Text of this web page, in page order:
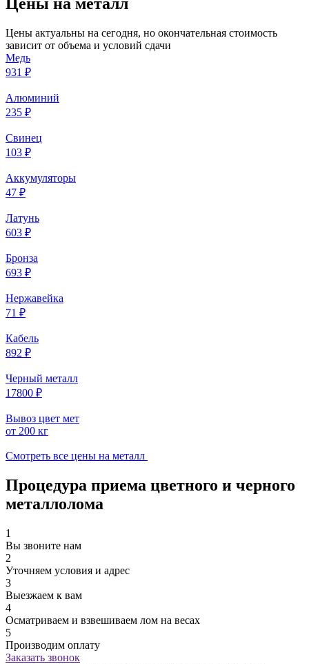
Цены актуальны на сегодня, но окончательная стоимость
зависит от объема и условий сдачи
Медь
931 ₽
Алюминий
235 ₽
Свинец
103 ₽
Аккумуляторы
47 ₽
Латунь
603 ₽
Бронза
693 ₽
Нержавейка
71 ₽
Кабель
892 ₽
Черный металл
17800 ₽
Вывоз цвет мет
от 200 кг
Смотреть все цены на металл
Процедура приема цветного и черного
металлолома
1
Вы звоните нам
2
Уточняем условия и адрес
3
Выезжаем к вам
4
Осматриваем и взвешиваем лом на весах
5
Производим оплату
Заказать звонок